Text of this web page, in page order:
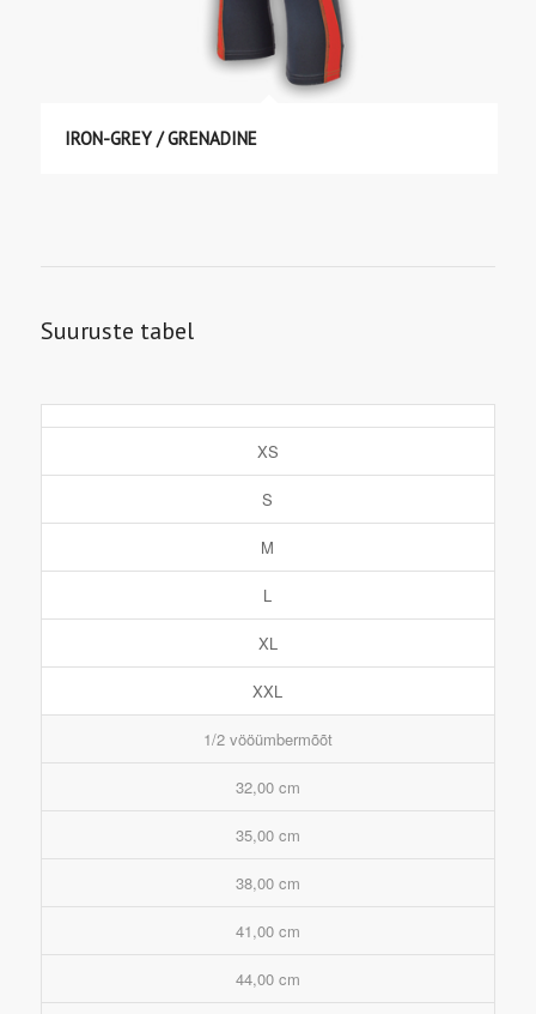
IRON-GREY / GRENADINE
Suuruste tabel
XS
S
M
L
XL
XXL
1/2 vööümbermõõt
32,00 cm
35,00 cm
38,00 cm
41,00 cm
44,00 cm